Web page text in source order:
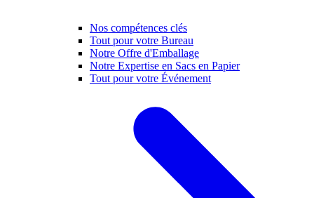
Nos compétences clés
Tout pour votre Bureau
Notre Offre d'Emballage
Notre Expertise en Sacs en Papier
Tout pour votre Événement